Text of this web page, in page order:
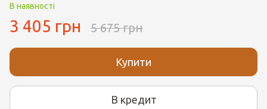
В наявності
3 405 грн 5 675 грн
Купити
В кредит